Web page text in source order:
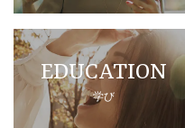
EDUCATION
学び